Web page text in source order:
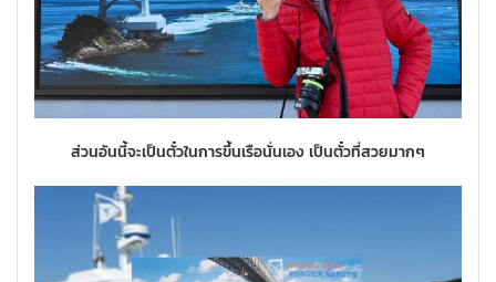
ส่วนอันนี้จะเป็นตั๋วในการขึ้นเรือนั่นเอง เป็นตั๋วที่สวยมากๆ